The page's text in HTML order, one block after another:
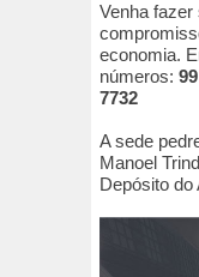
Venha
economia.
números:
7732
A sede
Manoel
Depósito